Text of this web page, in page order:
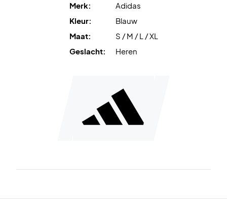
Merk:
Adidas
Kleur:
Blauw
Maat:
S / M / L / XL
Geslacht:
Heren